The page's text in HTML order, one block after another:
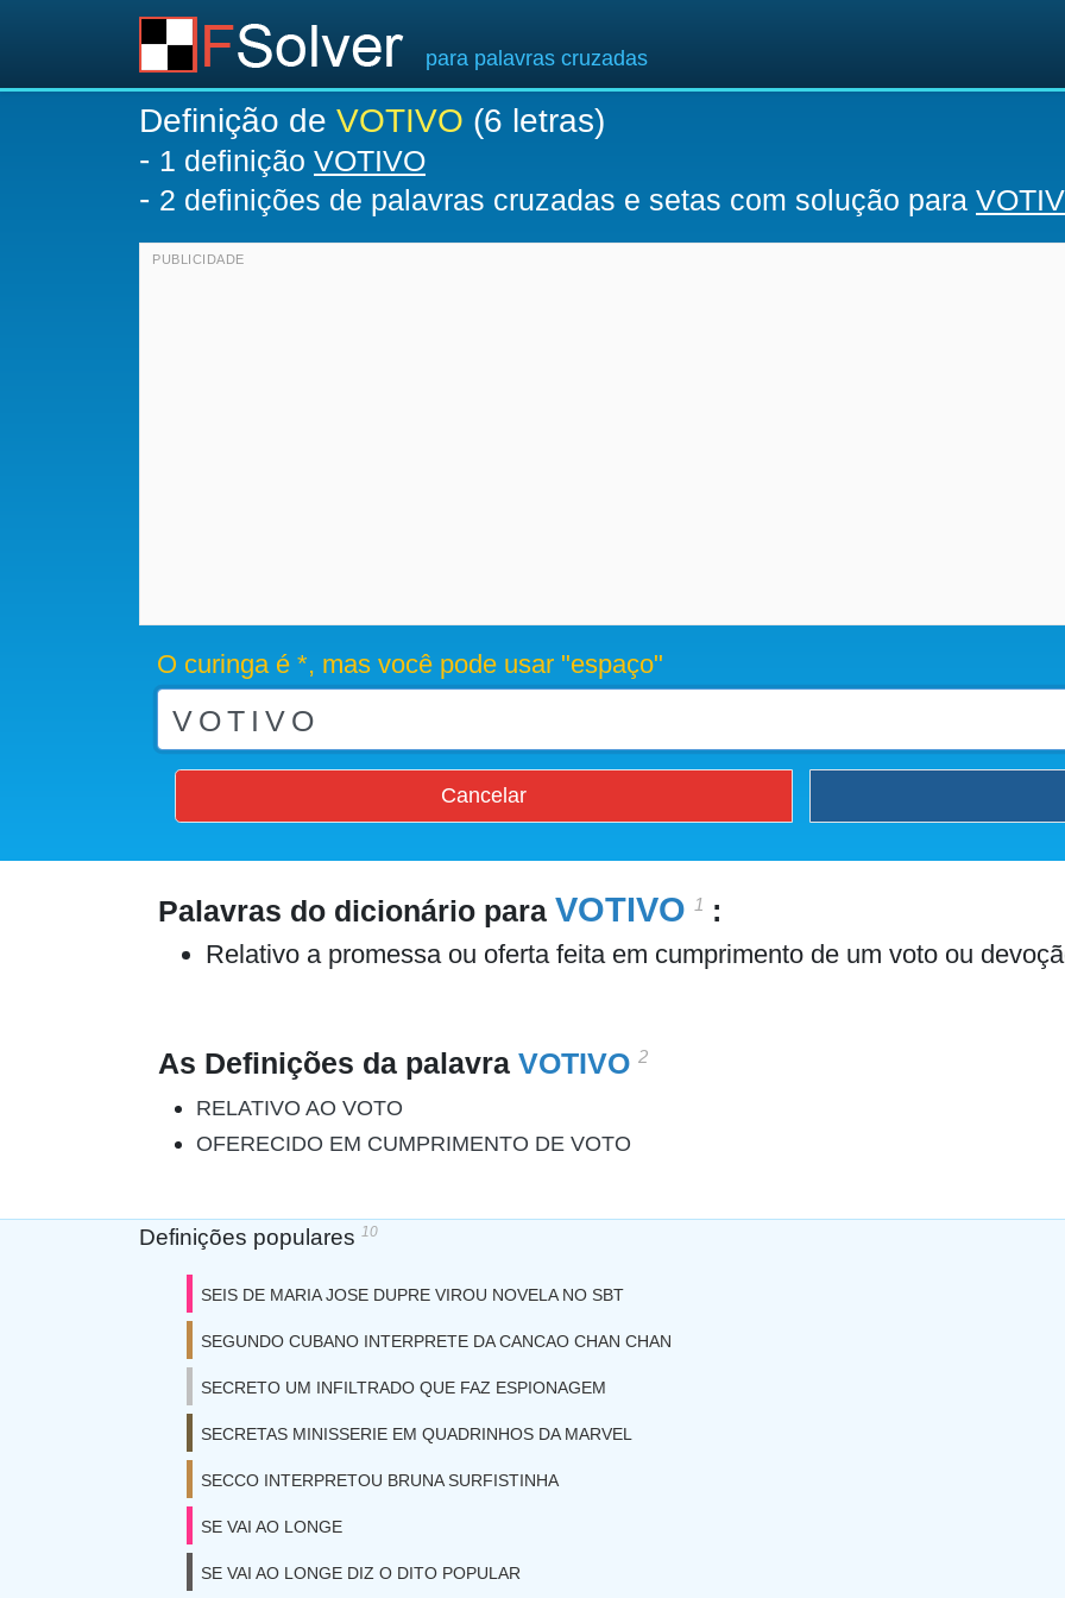
para palavras cruzadas
Definição de VOTIVO (6 letras)
- 1 definição VOTIVO
- 2 definições de palavras cruzadas e setas com solução para
O curinga é *, mas você pode usar "espaço"
Cancelar
Palavras do dicionário para VOTIVO 1 :
Relativo a promessa ou oferta feita em cumprimento de um voto ou
As Definições da palavra VOTIVO 2
RELATIVO AO VOTO
OFERECIDO EM CUMPRIMENTO DE VOTO
Definições populares 10
SEIS DE MARIA JOSE DUPRE VIROU NOVELA NO SBT
SEGUNDO CUBANO INTERPRETE DA CANCAO CHAN CHAN
SECRETO UM INFILTRADO QUE FAZ ESPIONAGEM
SECRETAS MINISSERIE EM QUADRINHOS DA MARVEL
SECCO INTERPRETOU BRUNA SURFISTINHA
SE VAI AO LONGE
SE VAI AO LONGE DIZ O DITO POPULAR